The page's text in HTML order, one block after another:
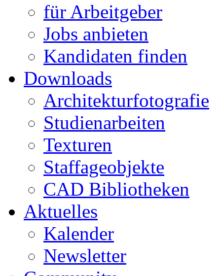
für Arbeitgeber
Jobs anbieten
Kandidaten finden
Downloads
Architekturfotografie
Studienarbeiten
Texturen
Staffageobjekte
CAD Bibliotheken
Aktuelles
Kalender
Newsletter